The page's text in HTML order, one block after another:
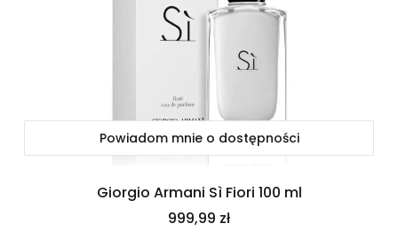
Powiadom mnie o dostępności
Giorgio Armani Sì Fiori 100 ml
Cena
999,99 zł